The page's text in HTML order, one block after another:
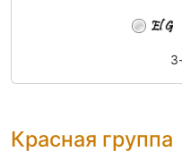
Красная группа